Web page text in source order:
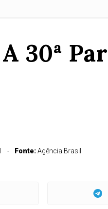
A 30ª
Fonte:Agência Brasil